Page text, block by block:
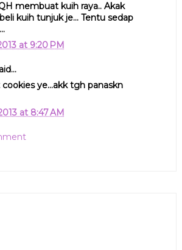
membuat kuih raya.. Akak
kuih tunjuk je... Tentu sedap
at 9:20 PM
cookies ye...akk tgh panaskn
at 8:47 AM